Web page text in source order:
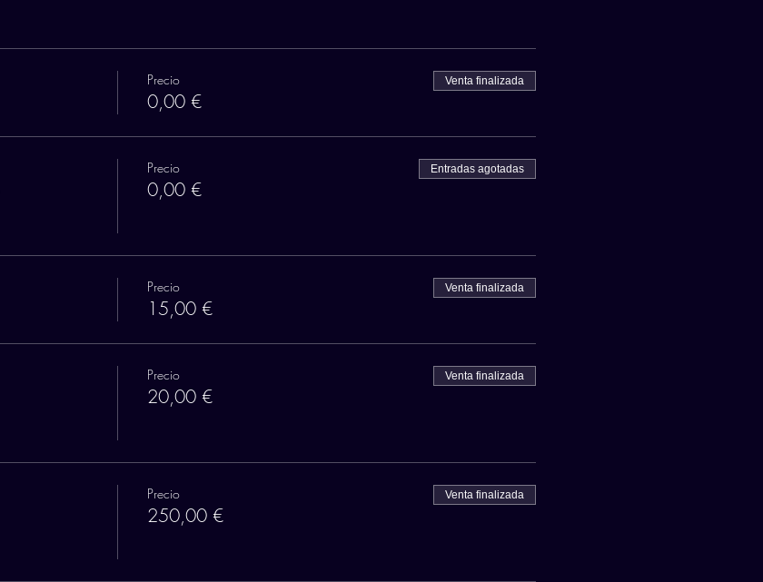
Precio
0,00 €
Venta finalizada
Precio
0,00 €
Entradas agotadas
Precio
15,00 €
Venta finalizada
Precio
20,00 €
Venta finalizada
Precio
250,00 €
Venta finalizada